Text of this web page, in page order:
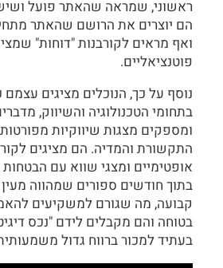
ראשוני, שמראה שהאתר פועל ושיש
הם יוצרים את הרושם שהאתר
ואף מראים לקורבנות "דוחות"
פוטנציאליים.
נוסף על כך, הנוכלים מציגים
בתחומי הטכנולוגיה והשיווק,
ומספקים מצגות שיווקיות
התקשורת והמדיה. הם מציגים
אופטימיים ומצגי שווא עם
בתוך חודשים ספורים שמהווה
קבועה, מה שגורם למשקיעים
בטוחה והם מקבלים לידם "נכס
בעתיד למכור ברווח גדול